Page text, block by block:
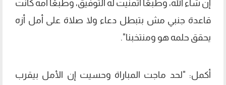
إن شاء الله، وطبعًا اتمنيت له التوفيق، وطبعًا أمه كانت
قاعدة جنبي مش بتبطل دعاء ولا صلاة على أمل أزه
يحقق حلمه هو ومنتخبنا".
أكمل: "لحد ماجت المباراة وحسيت إن الأمل بيقرب